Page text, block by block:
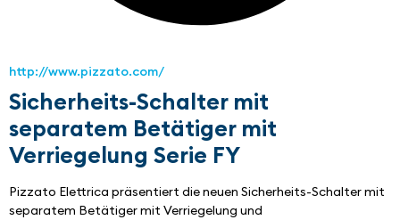
http://www.pizzato.com/
Sicherheits-Schalter mit
separatem Betätiger mit
Verriegelung Serie FY
Pizzato Elettrica präsentiert die neuen Sicherheits-Schalter mit
separatem Betätiger mit Verriegelung und